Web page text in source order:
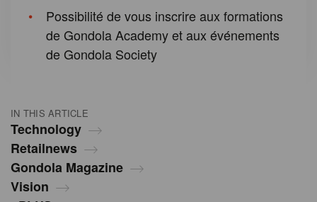
IN THIS ARTICLE
Technology
Retailnews
Gondola Magazine
Vision
Possibilité de vous inscrire aux formations
de Gondola Academy et aux événements
de Gondola Society